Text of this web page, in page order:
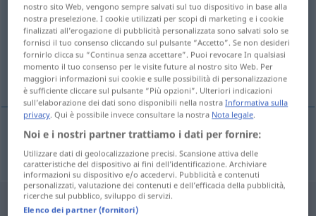
Panoramica di tutte le traduzion
(Fai clic sulla/Tocca traduzione per maggiori dettagli)
Urdu
Urdu Urduca
nostro sito Web, vengono sempre salvati sul tuo dispositivo in base alla
nostra preselezione. I cookie utilizzati per scopi di marketing e i cookie
finalizzati all’erogazione di pubblicità personalizzata sono salvati solo se
fornisci il tuo consenso cliccando sul pulsante “Accetto”. Se non desideri
fornirlo clicca su “Continua senza accettare”. Puoi revocare In qualsiasi
momento il tuo consenso per le visite future al nostro sito Web. Per
maggiori informazioni sui cookie e sulle possibilità di personalizzazione
è sufficiente cliccare sul pulsante “Più opzioni”. Ulteriori indicazioni
sull’elaborazione dei dati sono disponibili nella nostraInformativa sulla
privacy. Qui è possibile invece consultare la nostra Nota legale.
Noi e i nostri partner trattiamo i dati per fornire:
Utilizzare dati di geolocalizzazione precisi. Scansione attiva delle
caratteristiche del dispositivo ai fini dell’identificazione. Archiviare
informazioni su dispositivo e/o accedervi. Pubblicità e contenuti
personalizzati, valutazione dei contenuti e dell’efficacia della pubblicità,
ricerche sul pubblico, sviluppo di servizi.
Elenco dei partner (fornitori)